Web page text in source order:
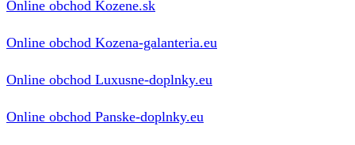
Online obchod Kozene.sk
Online obchod Kozena-galanteria.eu
Online obchod Luxusne-doplnky.eu
Online obchod Panske-doplnky.eu